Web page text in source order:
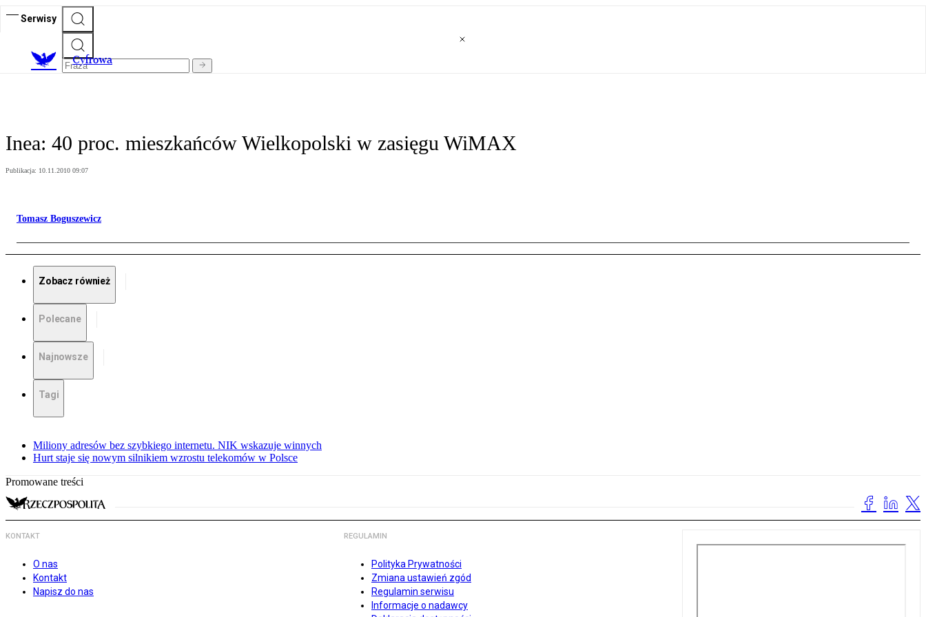
Serwisy
Cyfrowa
Inea: 40 proc. mieszkańców Wielkopolski w zasięgu WiMAX
Publikacja: 10.11.2010 09:07
Tomasz Boguszewicz
Zobacz również
Polecane
Najnowsze
Tagi
Miliony adresów bez szybkiego internetu. NIK wskazuje winnych
Hurt staje się nowym silnikiem wzrostu telekomów w Polsce
Promowane treści
KONTAKT
O nas
Kontakt
Napisz do nas
REGULAMIN
Polityka Prywatności
Zmiana ustawień zgód
Regulamin serwisu
Informacje o nadawcy